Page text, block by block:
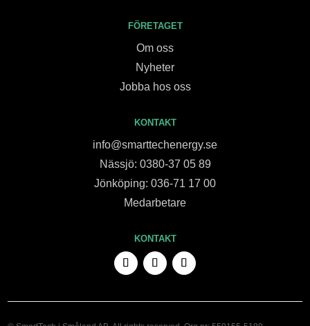
FÖRETAGET
Om oss
Nyheter
Jobba hos oss
KONTAKT
info@smarttechenergy.se
Nässjö: 0380-37 05 89
Jönköping: 036-71 17 00
Medarbetare
KONTAKT